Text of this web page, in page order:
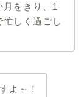
をきり、1
忙しく過ごし
よ～！